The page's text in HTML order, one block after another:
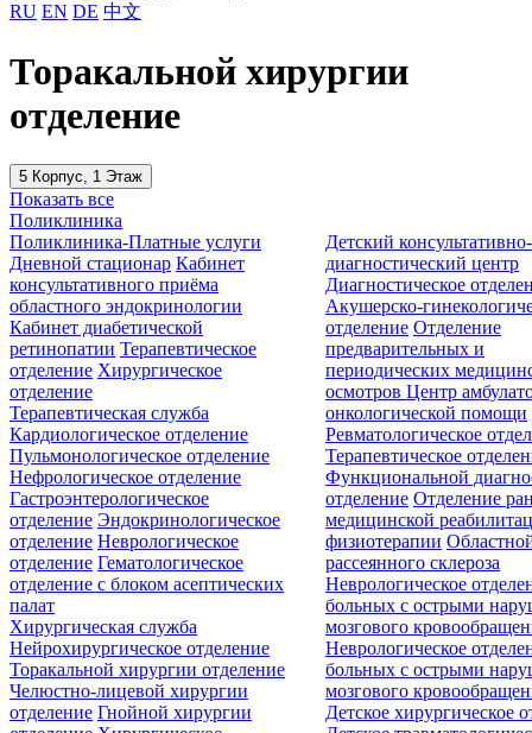
RU EN DE 中文
Торакальной хирургии
отделение
5 Корпус, 1 Этаж
Показать все
Поликлиника
Поликлиника-Платные услуги
Дневной стационар Кабинет
консультативного приёма
областного эндокринологии
Кабинет диабетической
ретинопатии Терапевтическое
отделение Хирургическое
отделение
Детский консультативно-
диагностический центр
Диагностическое
Акушерско-
отделение Отделение
предварительных и
периодических
осмотровЦентр
онкологической помощи
Терапевтическая служба
Кардиологическое отделение
Пульмонологическое отделение
Нефрологическое отделение
Гастроэнтерологическое
отделение Эндокринологическое
отделение Неврологическое
отделение Гематологическое
отделение c блоком асептических
палат
Ревматологическое
Терапевтическое
Функциональной
отделение Отделение
медицинской
физиотерапии
рассеянного склероза
Неврологическое
больных с острыми
мозгового
Неврологическое
больных с острыми
мозгового
Хирургическая служба
Нейрохирургическое отделение
Торакальной хирургии отделение
Челюстно-лицевой хирургии
отделение Гнойной хирургии
Детское хирургическое